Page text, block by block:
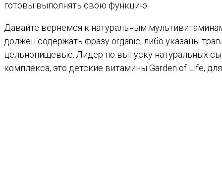
готовы выполнять свою функцию.
Давайте вернемся к натуральным
должен содержать фразу organic, либо указаны
цельнопищевые. Лидер по выпуску натуральных
комплекса, это детские витамины Garden of Life,